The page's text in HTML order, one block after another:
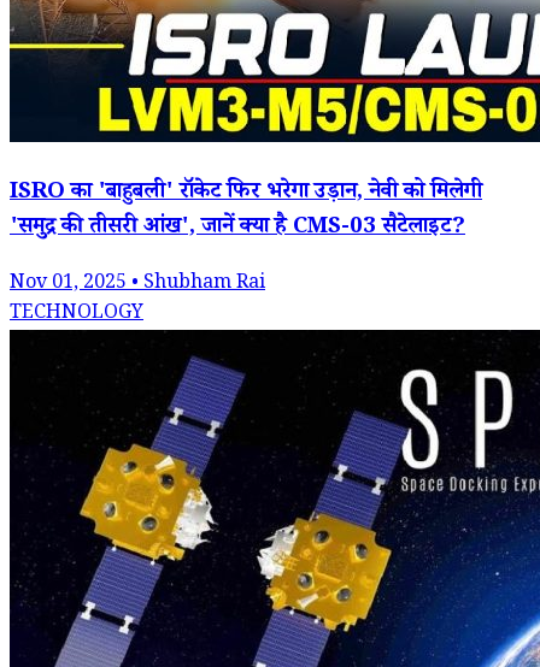
ISRO का 'बाहुबली' रॉकेट फिर भरेगा उड़ान, नेवी को मिलेगी
'समुद्र की तीसरी आंख', जानें क्या है CMS-03 सैटेलाइट?
Nov 01, 2025 • Shubham Rai
TECHNOLOGY